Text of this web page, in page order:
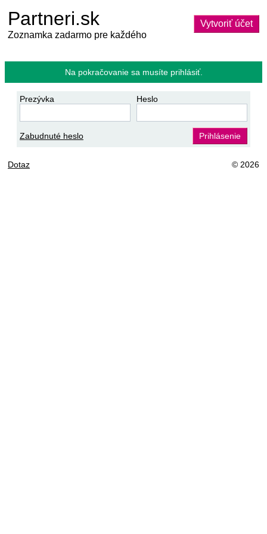
Partneri.sk
Zoznamka zadarmo pre každého
Vytvoriť účet
Na pokračovanie sa musíte prihlásiť.
Prezývka Heslo
Zabudnuté heslo Prihlásenie
Dotaz © 2026